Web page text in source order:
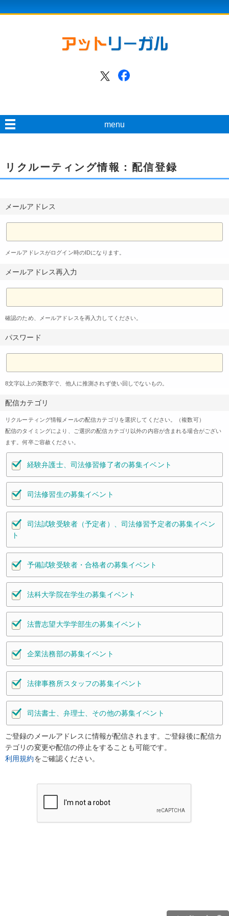
menu
リクルーティング情報：配信登録
メールアドレス
メールアドレスがログイン時のIDになります。
メールアドレス再入力
確認のため、メールアドレスを再入力してください。
パスワード
8文字以上の英数字で、他人に推測されず使い回しでないもの。
配信カテゴリ
リクルーティング情報メールの配信カテゴリを選択してください。（複数可）
配信のタイミングにより、ご選択の配信カテゴリ以外の内容が含まれる場合がござい
ます。何卒ご容赦ください。
経験弁護士、司法修習修了者の募集イベント
司法修習生の募集イベント
司法試験受験者（予定者）、司法修習予定者の募集イベン
ト
予備試験受験者・合格者の募集イベント
法科大学院在学生の募集イベント
法曹志望大学学部生の募集イベント
企業法務部の募集イベント
法律事務所スタッフの募集イベント
司法書士、弁理士、その他の募集イベント
ご登録のメールアドレスに情報が配信されます。ご登録後に配信カ
テゴリの変更や配信の停止をすることも可能です。
利用規約をご確認ください。